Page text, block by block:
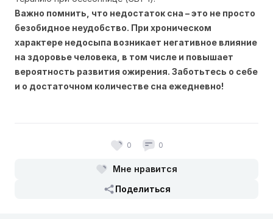
Важно помнить, что недостаток сна – это не просто
безобидное неудобство. При хроническом
характере недосыпа возникает негативное влияние
на здоровье человека, в том числе и повышает
вероятность развития ожирения. Заботьтесь о себе
и о достаточном количестве сна ежедневно!
0 0
Мне нравится
Поделиться